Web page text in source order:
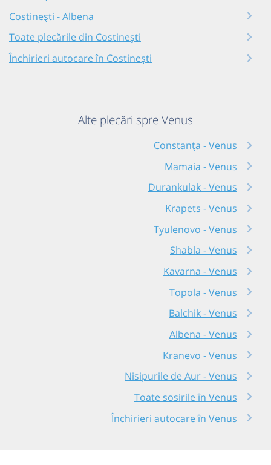
Costinești - Albena
Toate plecările din Costinești
Închirieri autocare în Costinești
Alte plecări spre Venus
Constanța - Venus
Mamaia - Venus
Durankulak - Venus
Krapets - Venus
Tyulenovo - Venus
Shabla - Venus
Kavarna - Venus
Topola - Venus
Balchik - Venus
Albena - Venus
Kranevo - Venus
Nisipurile de Aur - Venus
Toate sosirile în Venus
Închirieri autocare în Venus